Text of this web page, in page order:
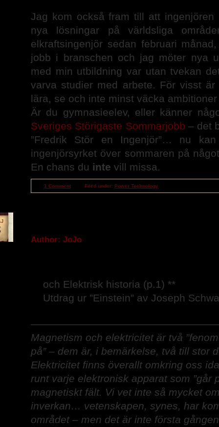
Jag kom också fram till att
nya lösningar på världsliga
elkraftsingenjör sedan februari
jobb i branschen och jag möter nya
med min utbildning var utan tvekan
varva studier med arbete. För visst
lära, se och inte minst väcka
Är du gymnasieelev, eller känner
Sveriges Störigaste Sommarjobb – det
”Fredrik Stör en Ingenjör”… nu
ingenjörsyrket över sommaren på
En chans du inte vill missa.
1 Comment Filed under: Power Technology
Author: JoJo
och Elektrisk historia (p.1) **
Utdrag ur ”Einstein” av Joseph
Magnetism och elektricitet är två
på” – dem är, i bemärkelse, två till stor
Elektricitet finns överallt omkring oss
runt varje elektronisk apparat som ”går
magnetiskt fält. Vi vet inte så mycket
inverkan… vetenskapen, synes, har
området – men det är inte första